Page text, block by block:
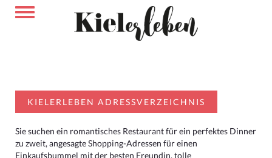
KIELERLEBEN ADRESSVERZEICHNIS
Sie suchen ein romantisches Restaurant für ein perfektes Dinner
zu zweit, angesagte Shopping-Adressen für einen
Einkaufsbummel mit der besten Freundin, tolle